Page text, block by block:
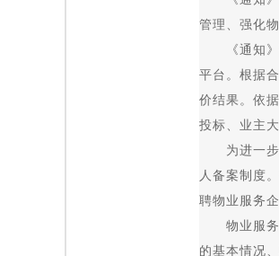
管理、强化
《通知》强
平台。根据
价结果。依
投标、业主
为进一步优
人备案制度
聘物业服务
物业服务企
的基本情况